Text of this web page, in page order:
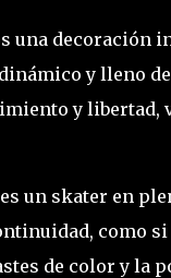
una decoración
y lleno
y libertad,
un skater en
como
de color y la